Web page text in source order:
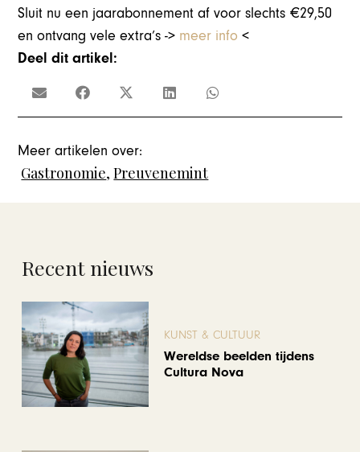
Sluit nu een jaarabonnement af voor slechts €29,50
en ontvang vele extra’s -> meer info <
Deel dit artikel:
Meer artikelen over:
Gastronomie,Preuvenemint
Recent nieuws
KUNST & CULTUUR
Wereldse beelden tijdens
Cultura Nova